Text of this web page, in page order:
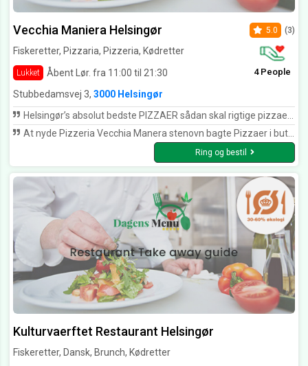
Vecchia Maniera Helsingør
Fiskeretter, Pizzaria, Pizzeria, Kødretter
Lukket Åbent Lør. fra 11:00 til 21:30
5.0 (3)
4 People
Stubbedamsvej 3, 3000 Helsingør
Helsingør’s absolut bedste PIZZAER sådan skal rigtige pizzaer laves lige som i Italien ( Sicilien )
At nyde Pizzeria Vecchia Manera stenovn bagte Pizzaer i butikken eller tage dem med hjem, evt sammen med Deres øvrige meget spændende egne italienske speciel retter, ja dette er virkelig en stor kolonarisk oplevelse som der "barre skal opleves", Velbekomme.
Ring og bestil
Kulturvaerftet Restaurant Helsingør
Fiskeretter, Dansk, Brunch, Kødretter